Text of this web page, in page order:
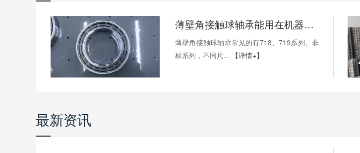
薄壁角接触球轴承能用在机器人上吗？薄壁轴承有哪些优点？
薄壁角接触球轴承常见的有718、719系列、非
标系列，不同尺...
【详情+】
最新资讯